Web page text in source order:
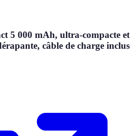
5 000 mAh, ultra-compacte et
câble de charge inclus